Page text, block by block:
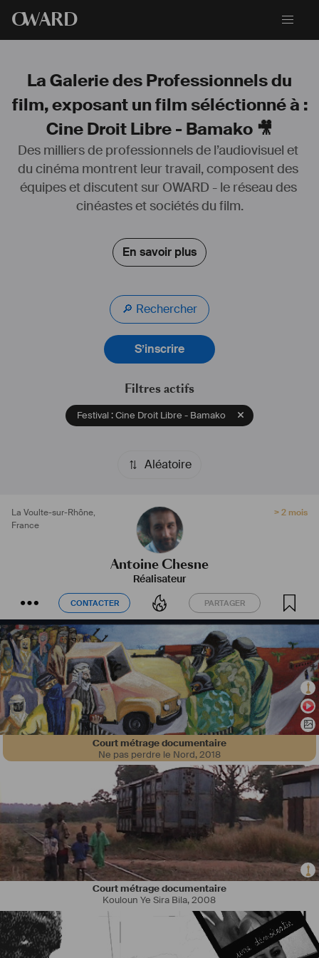
OWARD
La Galerie des Professionnels du
film, exposant un film séléctionné à :
Cine Droit Libre - Bamako 🎥
Des milliers de professionnels de l’audiovisuel et
du cinéma montrent leur travail, composent des
équipes et discutent sur OWARD - le réseau des
cinéastes et sociétés du film.
En savoir plus
🔎 Rechercher
S’inscrire
Filtres actifs
Festival : Cine Droit Libre - Bamako
Aléatoire
La Voulte-sur-Rhône,
France
> 2 mois
Antoine Chesne
Réalisateur
CONTACTER PARTAGER
CONTACTER PARTAGER
Court métrage documentaire
Ne pas perdre le Nord,2018
Court métrage documentaire
Kouloun Ye Sira Bila,2008